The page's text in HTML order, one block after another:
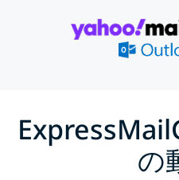
なぜ ExpressMailGuard
ExpressMailGuard の機能
の